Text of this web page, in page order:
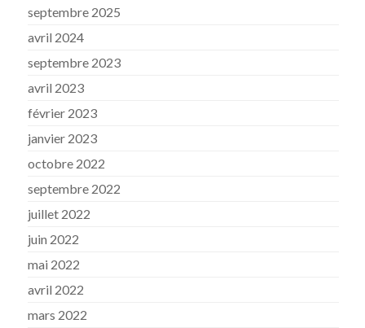
septembre 2025
avril 2024
septembre 2023
avril 2023
février 2023
janvier 2023
octobre 2022
septembre 2022
juillet 2022
juin 2022
mai 2022
avril 2022
mars 2022